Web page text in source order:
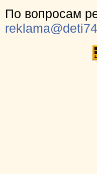
По вопросам